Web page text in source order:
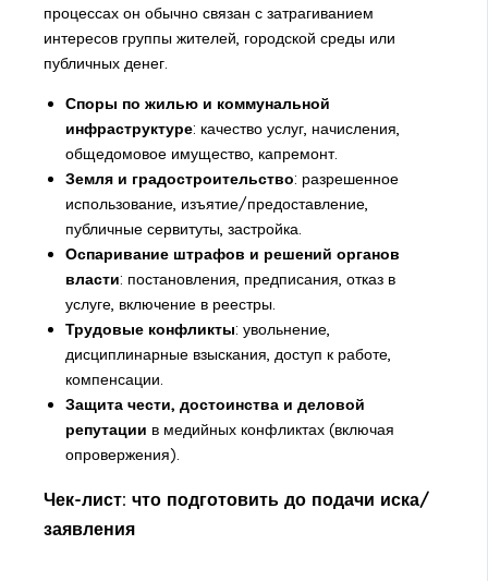
процессах он обычно связан с затрагиванием
интересов группы жителей, городской среды или
публичных денег.
Споры по жилью и коммунальной
инфраструктуре: качество услуг, начисления,
общедомовое имущество, капремонт.
Земля и градостроительство: разрешенное
использование, изъятие/предоставление,
публичные сервитуты, застройка.
Оспаривание штрафов и решений органов
власти: постановления, предписания, отказ в
услуге, включение в реестры.
Трудовые конфликты: увольнение,
дисциплинарные взыскания, доступ к работе,
компенсации.
Защита чести, достоинства и деловой
репутации в медийных конфликтах (включая
опровержения).
Чек-лист: что подготовить до подачи иска/
заявления